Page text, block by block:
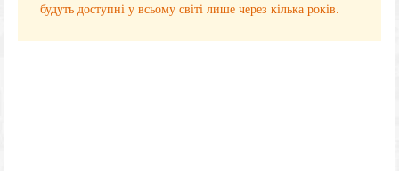
будуть доступні у всьому світі лише через кілька років.